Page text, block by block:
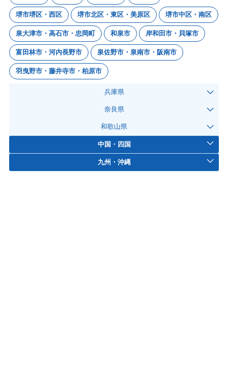
堺市堺区・西区 堺市北区・東区・美原区 堺市中区・南区
泉大津市・高石市・忠岡町 和泉市 岸和田市・貝塚市
富田林市・河内長野市 泉佐野市・泉南市・阪南市
羽曳野市・藤井寺市・柏原市
兵庫県
奈良県
和歌山県
中国・四国
九州・沖縄